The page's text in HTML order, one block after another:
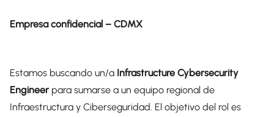
Empresa confidencial – CDMX
Estamos buscando un/a Infrastructure Cybersecurity
Engineerpara sumarse a un equipo regional de
Infraestructura y Ciberseguridad. El objetivo del rol es